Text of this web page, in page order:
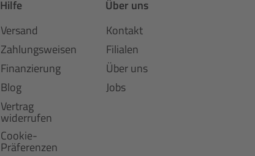
Hilfe
Versand
Zahlungsweisen
Finanzierung
Blog
Vertrag
widerrufen
Cookie-
Präferenzen
Über uns
Kontakt
Filialen
Über uns
Jobs